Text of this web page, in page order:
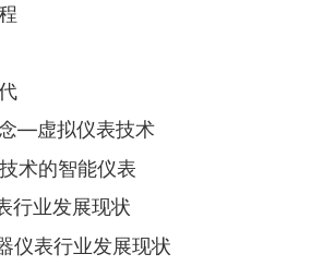
—虚拟仪表技术
术的智能仪表
行业发展现状
仪表行业发展现状